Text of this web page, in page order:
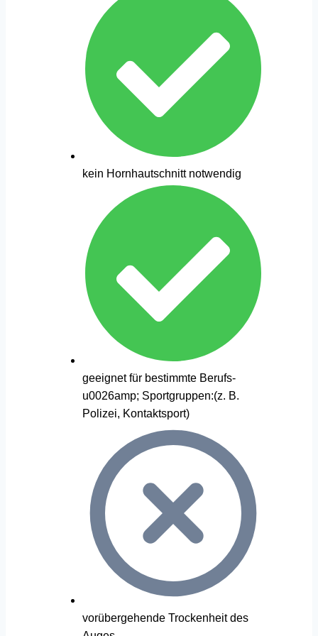
kein Hornhautschnitt notwendig
geeignet für bestimmte Berufs-
u0026amp; Sportgruppen:(z. B.
Polizei, Kontaktsport)
vorübergehende Trockenheit des